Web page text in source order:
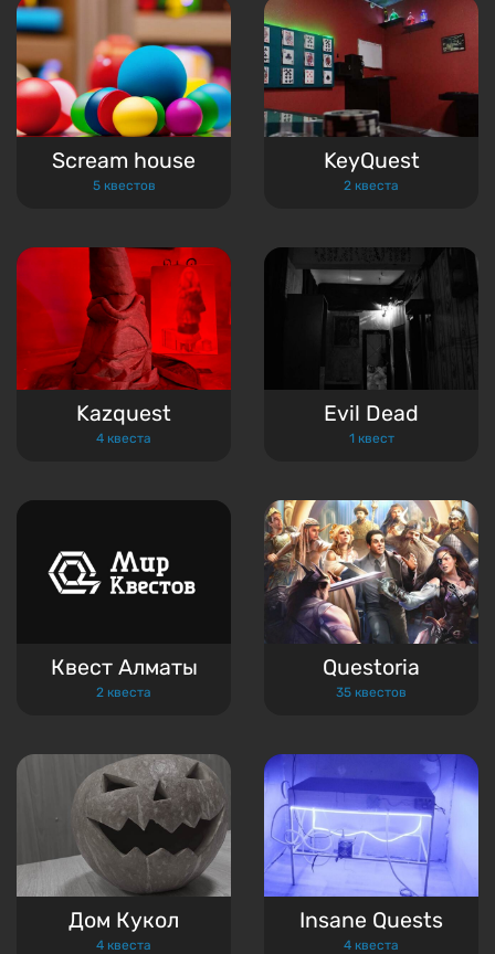
Scream house
5 квестов
KeyQuest
2 квеста
Kazquest
4 квеста
Evil Dead
1 квест
Квест Алматы
2 квеста
Questoria
35 квестов
Дом Кукол
4 квеста
Insane Quests
4 квеста